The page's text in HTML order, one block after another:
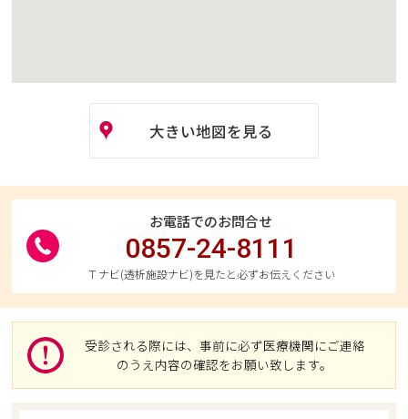
大きい地図を見る
お電話でのお問合せ
0857-24-8111
Ｔナビ(透析施設ナビ)を見たと必ずお伝えください
受診される際には、事前に必ず医療機関にご連絡
のうえ内容の確認をお願い致します。